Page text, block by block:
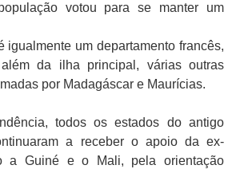
votou para se manter um
igualmente um departamento francês,
da ilha principal, várias outras
por Madagáscar e Maurícias.
todos os estados do antigo
a receber o apoio da ex-
a Guiné e o Mali, pela orientação